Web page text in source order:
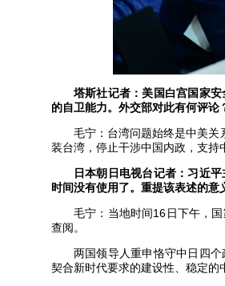
塔斯社记者：美国白宫国家
的自卫能力。外交部对此有何评论
毛宁：台湾问题始终是中美关
装台湾，停止干涉中国内政，支持
日本朝日电视台记者：习近
时间没有使用了。重提该表述的意
毛宁：当地时间16日下午，
查阅。
两国领导人重申恪守中日四
契合新时代要求的建设性、稳定的